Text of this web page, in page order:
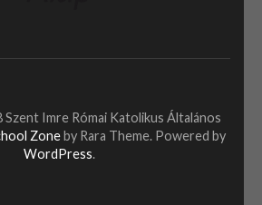
Imre Római Katolikus Általános
Zoneby Rara Theme. Powered by
WordPress.